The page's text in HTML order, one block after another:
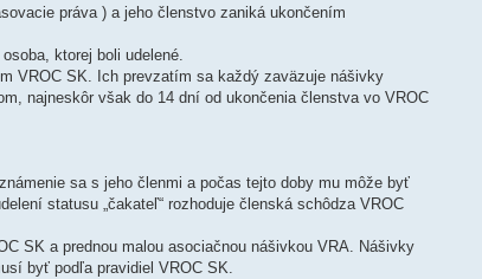
práva ) a jeho členstvo zaniká ukončením
ktorej boli udelené.
VROC SK. Ich prevzatím sa každý zaväzuje nášivky
najneskôr však do 14 dní od ukončenia členstva vo VROC
sa s jeho členmi a počas tejto doby mu môže byť
statusu „čakateľ“ rozhoduje členská schôdza VROC
SK a prednou malou asociačnou nášivkou VRA. Nášivky
byť podľa pravidiel VROC SK.